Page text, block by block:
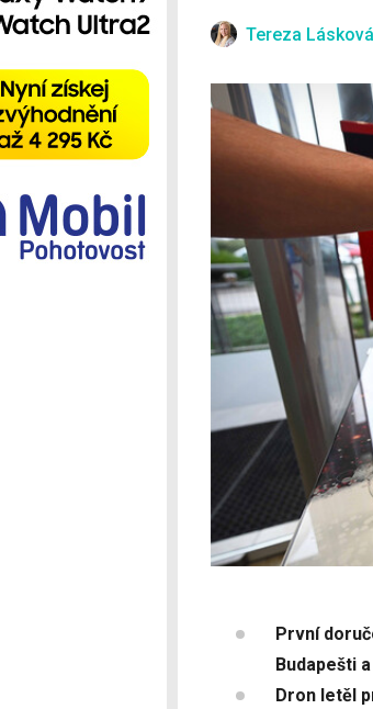
Tereza Lásková
První
Budapešti
Dron letěl